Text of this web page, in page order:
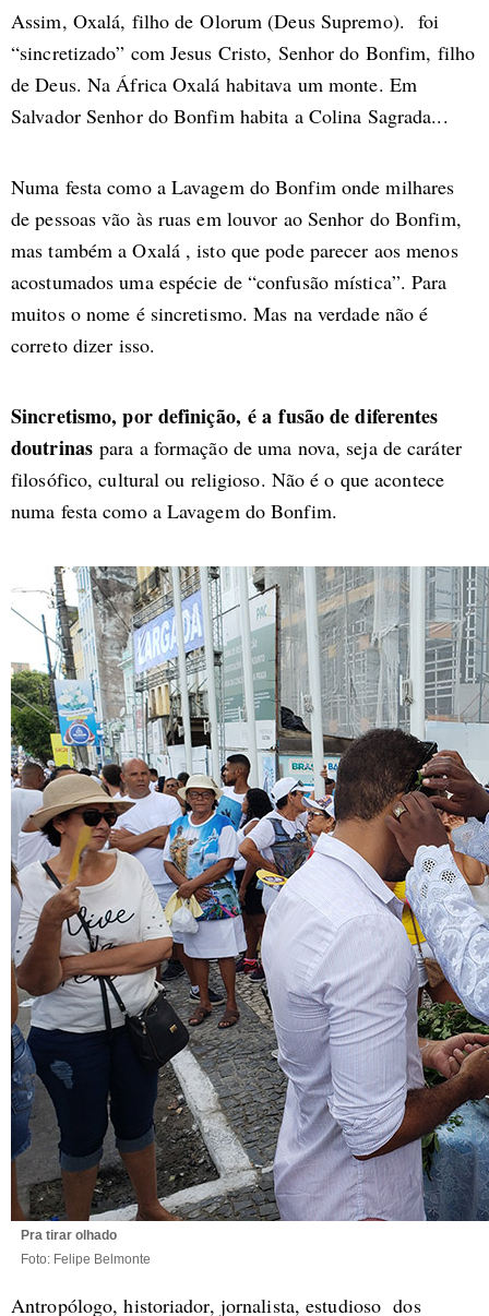
Assim, Oxalá, filho de Olorum (Deus Supremo). foi
“sincretizado” com Jesus Cristo, Senhor do Bonfim, filho
de Deus. Na África Oxalá habitava um monte. Em
Salvador Senhor do Bonfim habita a Colina Sagrada...
Numa festa como a Lavagem do Bonfim onde milhares
de pessoas vão às ruas em louvor ao Senhor do Bonfim,
mas também a Oxalá , isto que pode parecer aos menos
acostumados uma espécie de “confusão mística”. Para
muitos o nome é sincretismo. Mas na verdade não é
correto dizer isso.
Sincretismo, por definição, é a fusão de diferentes
doutrinaspara a formação de uma nova, seja de caráter
filosófico, cultural ou religioso. Não é o que acontece
numa festa como a Lavagem do Bonfim.
Pra tirar olhado
Foto: Felipe Belmonte
Antropólogo, historiador, jornalista, estudioso dos